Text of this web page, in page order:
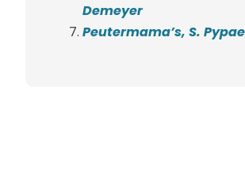
Demeyer
Peutermama’s, S.